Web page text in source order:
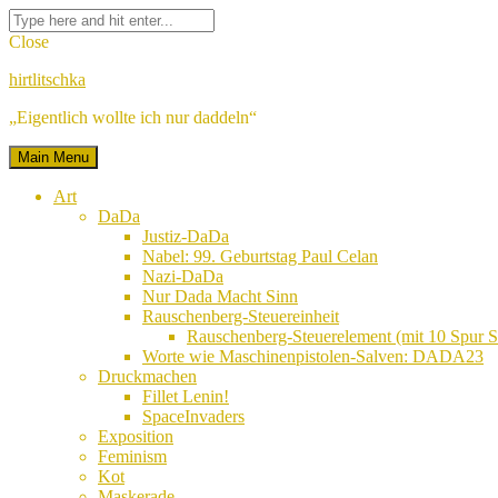
Skip
to
Facebook
Twitter
Google
Plus
Linkedin
Instagram
YouTube
Pinterest
Tumblr
Flickr
VK
Search
for:
Close
hirtlitschka
„Eigentlich wollte ich nur daddeln“
Main Menu
Art
DaDa
Justiz-DaDa
Nabel: 99. Geburtstag Paul Celan
Nazi-DaDa
Nur Dada Macht Sinn
Rauschenberg-Steuereinheit
Rauschenberg-Steuerelement (mit 10 Spur
Worte wie Maschinenpistolen-Salven: DADA23
Druckmachen
Fillet Lenin!
SpaceInvaders
Exposition
Feminism
Kot